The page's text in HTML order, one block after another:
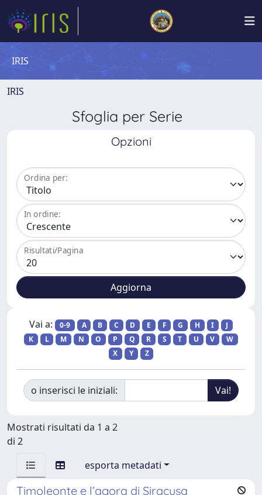
IRIS
IRIS
Sfoglia per Serie
Opzioni
Ordina per:
In ordine:
Risultati/Pagina
Vai a: 0-9 A B C D E F G H I
J
K
L M N O P Q R S T U V
W
X
Y Z
o inserisci le iniziali:
Mostrati risultati da 1 a 2
di 2
esporta metadati
Timoleonte e l’agora di Siracusa